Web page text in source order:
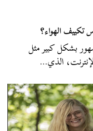
تكييف الهواء؟
بشكل كبير مثل
الذي…